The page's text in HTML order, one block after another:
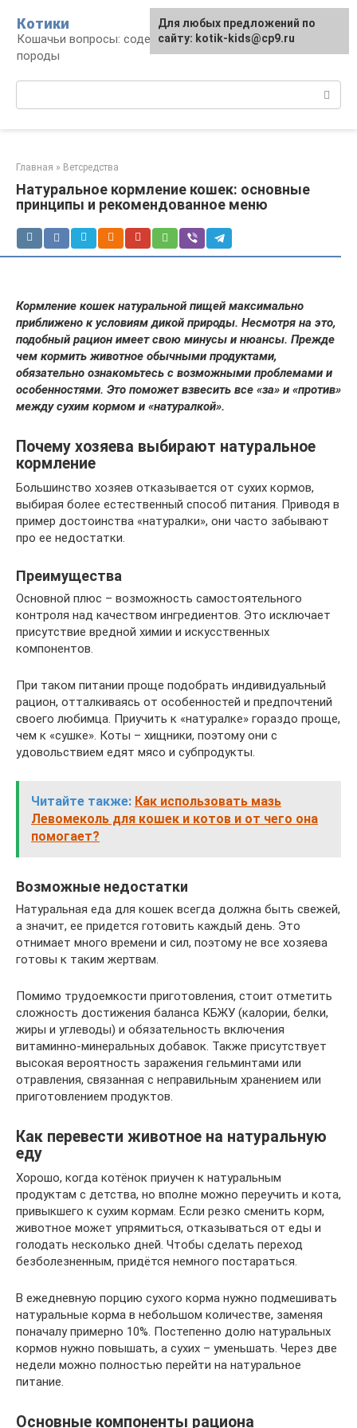
контенту
Котики
Кошачьи вопросы: содержание, лечение,
породы
Главная » Ветсредства
Натуральное кормление кошек: основные
принципы и рекомендованное меню
Кормление кошек натуральной пищей максимально
приближено к условиям дикой природы. Несмотря на это,
подобный рацион имеет свою минусы и нюансы. Прежде
чем кормить животное обычными продуктами,
обязательно ознакомьтесь с возможными проблемами и
особенностями. Это поможет взвесить все «за» и «против»
между сухим кормом и «натуралкой».
Почему хозяева выбирают натуральное
кормление
Большинство хозяев отказывается от сухих кормов,
выбирая более естественный способ питания. Приводя в
пример достоинства «натуралки», они часто забывают
про ее недостатки.
Преимущества
Основной плюс – возможность самостоятельного
контроля над качеством ингредиентов. Это исключает
присутствие вредной химии и искусственных
компонентов.
При таком питании проще подобрать индивидуальный
рацион, отталкиваясь от особенностей и предпочтений
своего любимца. Приучить к «натуралке» гораздо проще,
чем к «сушке». Коты – хищники, поэтому они с
удовольствием едят мясо и субпродукты.
Читайте также: Как использовать мазь
Левомеколь для кошек и котов и от чего она
помогает?
Возможные недостатки
Натуральная еда для кошек всегда должна быть свежей,
а значит, ее придется готовить каждый день. Это
отнимает много времени и сил, поэтому не все хозяева
готовы к таким жертвам.
Помимо трудоемкости приготовления, стоит отметить
сложность достижения баланса КБЖУ (калории, белки,
жиры и углеводы) и обязательность включения
витаминно-минеральных добавок. Также присутствует
высокая вероятность заражения гельминтами или
отравления, связанная с неправильным хранением или
приготовлением продуктов.
Как перевести животное на натуральную
еду
Хорошо, когда котёнок приучен к натуральным
продуктам с детства, но вполне можно переучить и кота,
привыкшего к сухим кормам. Если резко сменить корм,
животное может упрямиться, отказываться от еды и
голодать несколько дней. Чтобы сделать переход
безболезненным, придётся немного постараться.
В ежедневную порцию сухого корма нужно подмешивать
натуральные корма в небольшом количестве, заменяя
поначалу примерно 10%. Постепенно долю натуральных
кормов нужно повышать, а сухих – уменьшать. Через две
недели можно полностью перейти на натуральное
питание.
Основные компоненты рациона
Для любых предложений по
сайту: kotik-kids@cp9.ru